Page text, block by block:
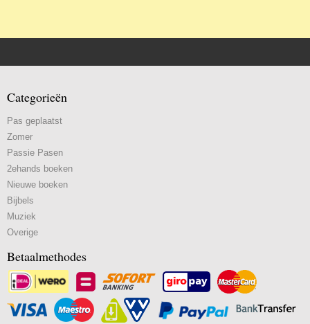
Categorieën
Pas geplaatst
Zomer
Passie Pasen
2ehands boeken
Nieuwe boeken
Bijbels
Muziek
Overige
Betaalmethodes